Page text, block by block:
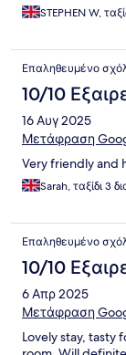
STEPHEN W,
Επαληθευμένο
10/10
16 Αυγ 2025
Μετάφραση
Very friendly and
Sarah, ταξίδι 3
Επαληθευμένο
10/10
6 Απρ 2025
Μετάφραση
Lovely stay, tasty